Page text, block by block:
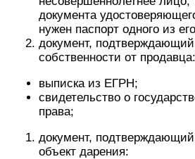
документа
нужен паспорт одного из
документ,
собственности от продавца:
выписка из ЕГРН;
свидетельство о
права;
документ,
объект дарения: